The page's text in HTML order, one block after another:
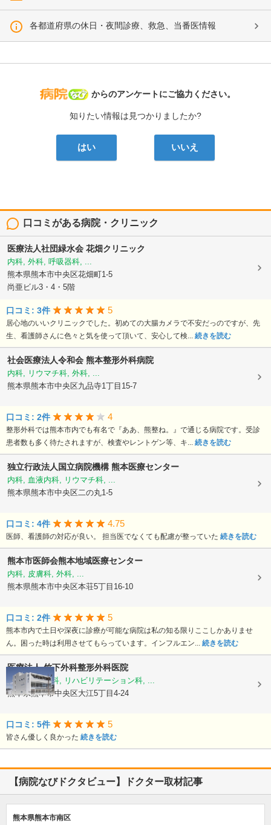
各都道府県の休日・夜間診療、救急、当番医情報
病院なび
からのアンケートにご協力ください。
知りたい情報は見つかりましたか?
はい いいえ
口コミがある病院・クリニック
医療法人社団緑水会 花畑クリニック
内科, 外科, 呼吸器科, ...
熊本県熊本市中央区花畑町1-5
尚亜ビル3・4・5階
口コミ: 3件 5
居心地のいいクリニックでした。初めての大腸カメラで不安だっのですが、先
生、看護師さんに色々と気を使って頂いて、安心して検... 続きを読む
社会医療法人令和会 熊本整形外科病院
内科, リウマチ科, 外科, ...
熊本県熊本市中央区九品寺1丁目15-7
口コミ: 2件 4
整形外科では熊本市内でも有名で『ああ、熊整ね。』で通じる病院です。受診
患者数も多く待たされますが、検査やレントゲン等、キ... 続きを読む
独立行政法人国立病院機構熊本医療センター
内科, 血液内科, リウマチ科, ...
熊本県熊本市中央区二の丸1-5
口コミ: 4件 4.75
医師、看護師の対応が良い。 担当医でなくても配慮が整っていた 続きを読む
熊本市医師会熊本地域医療センター
内科, 皮膚科, 外科, ...
熊本県熊本市中央区本荘5丁目16-10
口コミ: 2件 5
熊本市内で土日や深夜に診療が可能な病院は私の知る限りここしかありませ
ん。困った時は利用させてもらっています。インフルエン... 続きを読む
医療法人竹下外科整形外科医院
外科, 整形外科, リハビリテーション科, ...
熊本県熊本市中央区大江5丁目4-24
口コミ: 5件 5
皆さん優しく良かった 続きを読む
【病院なびドクタビュー】ドクター取材記事
熊本県熊本市南区